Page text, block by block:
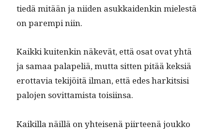
tiedä mitään ja niiden asukkaidenkin mielestä
on parem­pi niin.
Kaik­ki kuitenkin näkevät, että osat ovat yhtä
ja samaa palapeliä, mut­ta sit­ten pitää kek­siä
erot­tavia tek­i­jöitä ilman, että edes hark­it­sisi
palo­jen sovit­tamista toisiinsa.
Kaikil­la näil­lä on yhteisenä piir­teenä joukko